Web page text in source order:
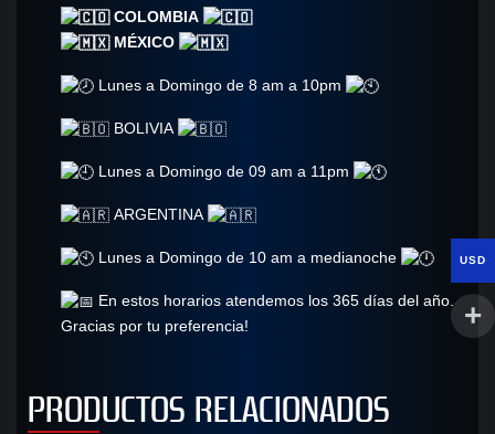
COLOMBIA
MÉXICO
Lunes a Domingo de 8 am a 10pm
BOLIVIA
Lunes a Domingo de 09 am a 11pm
ARGENTINA
Lunes a Domingo de 10 am a medianoche
En estos horarios atendemos los 365 días del año.
Gracias por tu preferencia!
PRODUCTOS RELACIONADOS
USD